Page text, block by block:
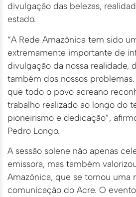
divulgação das belezas,
estado.
“A Rede Amazônica tem sido
extremamente importante de
divulgação da nossa realidade,
também dos nossos
que todo o povo acreano
trabalho realizado ao longo do
pioneirismo e dedicação”,
Pedro Longo.
A sessão solene não apenas
emissora, mas também
Amazônica, que se tornou uma
comunicação do Acre. O